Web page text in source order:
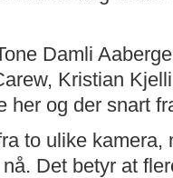
Damli
Kristian
her og der snart
to ulike kamera,
Det betyr at